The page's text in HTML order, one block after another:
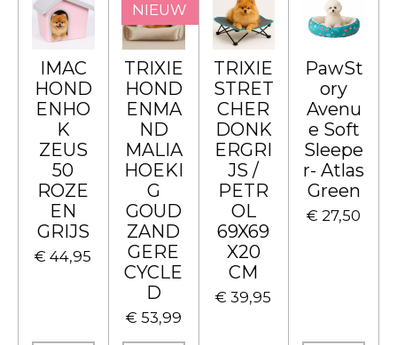
IMAC
HOND
ENHO
K
ZEUS
50
ROZE
EN
GRIJS
€ 44,95
NIEUW
TRIXIE
HOND
ENMA
ND
MALIA
HOEKI
G
GOUD
ZAND
GERE
CYCLE
D
€ 53,99
TRIXIE
STRET
CHER
DONK
ERGRI
JS /
PETR
OL
69X69
X20
CM
€ 39,95
PawSt
ory
Avenu
e Soft
Sleepe
r- Atlas
Green
€ 27,50